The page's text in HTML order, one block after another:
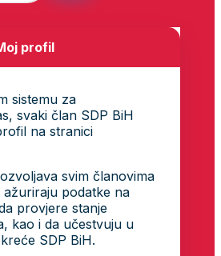
profil
sistemu za
svaki član SDP BiH
na stranici
svim članovima
podatke na
provjere stanje
kao i da učestvuju u
SDP BiH.